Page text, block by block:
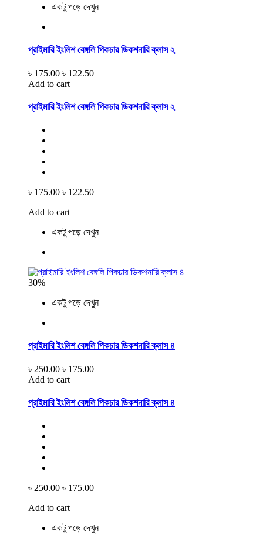
একটু পড়ে দেখুন
প্রাইমারি ইংলিশ বেঙ্গলি পিকচার ডিকশনারি ক্লাস ২
৳ 175.00 ৳ 122.50
Add to cart
প্রাইমারি ইংলিশ বেঙ্গলি পিকচার ডিকশনারি ক্লাস ২
৳ 175.00 ৳ 122.50
Add to cart
একটু পড়ে দেখুন
30%
একটু পড়ে দেখুন
প্রাইমারি ইংলিশ বেঙ্গলি পিকচার ডিকশনারি ক্লাস ৪
৳ 250.00 ৳ 175.00
Add to cart
প্রাইমারি ইংলিশ বেঙ্গলি পিকচার ডিকশনারি ক্লাস ৪
৳ 250.00 ৳ 175.00
Add to cart
একটু পড়ে দেখুন